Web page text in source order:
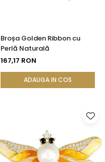
Broșa Golden Ribbon cu
Perlă Naturală
167,17 RON
ADAUGA IN COS